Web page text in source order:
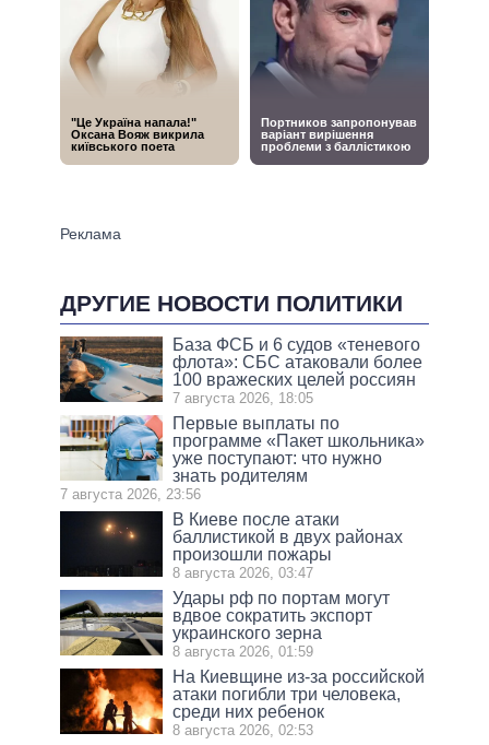
ДРУГИЕ НОВОСТИ ПОЛИТИКИ
База ФСБ и 6 судов «теневого
флота»: СБС атаковали более
100 вражеских целей россиян
7 августа 2026, 18:05
Первые выплаты по
программе «Пакет школьника»
уже поступают: что нужно
знать родителям
7 августа 2026, 23:56
В Киеве после атаки
баллистикой в двух районах
произошли пожары
8 августа 2026, 03:47
Удары рф по портам могут
вдвое сократить экспорт
украинского зерна
8 августа 2026, 01:59
На Киевщине из-за российской
атаки погибли три человека,
среди них ребенок
8 августа 2026, 02:53